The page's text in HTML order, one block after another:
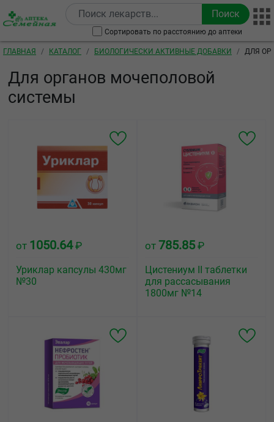
Сортировать по расстоянию до аптеки
Строка навигации
ГЛАВНАЯ КАТАЛОГ БИОЛОГИЧЕСКИ АКТИВНЫЕ ДОБАВКИ ДЛЯ
Для органов мочеполовой
системы
от 1050.64₽
Уриклар капсулы 430мг
№30
от 785.85 ₽
Цистениум II таблетки
для рассасывания
1800мг №14